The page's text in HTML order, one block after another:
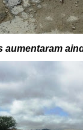
aumentaram